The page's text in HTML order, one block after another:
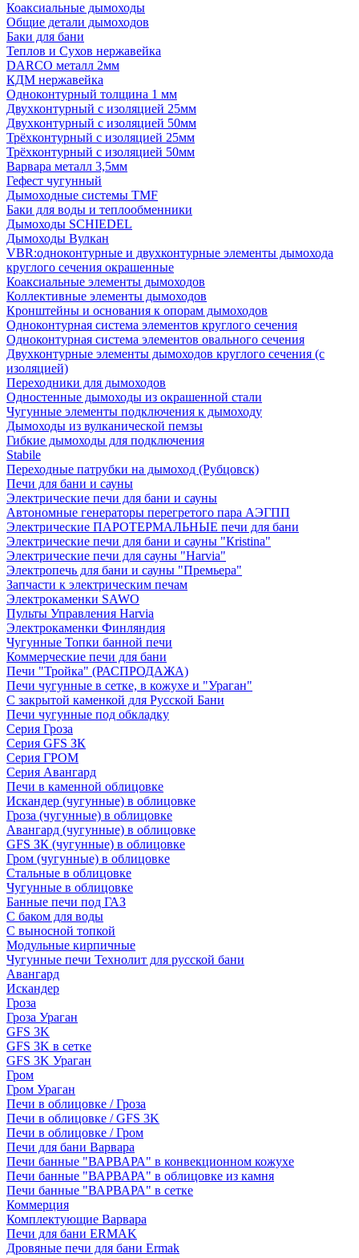
Коаксиальные дымоходы
Общие детали дымоходов
Баки для бани
Теплов и Сухов нержавейка
DARCO металл 2мм
КДМ нержавейка
Одноконтурный толщина 1 мм
Двухконтурный с изоляцией 25мм
Двухконтурный с изоляцией 50мм
Трёхконтурный с изоляцией 25мм
Трёхконтурный с изоляцией 50мм
Варвара металл 3,5мм
Гефест чугунный
Дымоходные системы TMF
Баки для воды и теплообменники
Дымоходы SCHIEDEL
Дымоходы Вулкан
VBR:одноконтурные и двухконтурные элементы дымохода
круглого сечения окрашенные
Коаксиальные элементы дымоходов
Коллективные элементы дымоходов
Кронштейны и основания к опорам дымоходов
Одноконтурная система элементов круглого сечения
Одноконтурная система элементов овального сечения
Двухконтурные элементы дымоходов круглого сечения (с
изоляцией)
Переходники для дымоходов
Одностенные дымоходы из окрашенной стали
Чугунные элементы подключения к дымоходу
Дымоходы из вулканической пемзы
Гибкие дымоходы для подключения
Stabile
Переходные патрубки на дымоход (Рубцовск)
Печи для бани и сауны
Электрические печи для бани и сауны
Автономные генераторы перегретого пара АЭГПП
Электрические ПАРОТЕРМАЛЬНЫЕ печи для бани
Электрические печи для бани и сауны "Кristina"
Электрические печи для сауны "Harvia"
Электропечь для бани и сауны "Премьера"
Запчасти к электрическим печам
Электрокаменки SAWO
Пульты Управления Harvia
Электрокаменки Финляндия
Чугунные Топки банной печи
Коммерческие печи для бани
Печи "Тройка" (РАСПРОДАЖА)
Печи чугунные в сетке, в кожухе и "Ураган"
С закрытой каменкой для Русской Бани
Печи чугунные под обкладку
Серия Гроза
Серия GFS ЗК
Серия ГРОМ
Серия Авангард
Печи в каменной облицовке
Искандер (чугунные) в облицовке
Гроза (чугунные) в облицовке
Авангард (чугунные) в облицовке
GFS ЗК (чугунные) в облицовке
Гром (чугунные) в облицовке
Стальные в облицовке
Чугунные в облицовке
Банные печи под ГАЗ
С баком для воды
С выносной топкой
Модульные кирпичные
Чугунные печи Технолит для русской бани
Авангард
Искандер
Гроза
Гроза Ураган
GFS 3K
GFS 3K в сетке
GFS 3K Ураган
Гром
Гром Ураган
Печи в облицовке / Гроза
Печи в облицовке / GFS 3K
Печи в облицовке / Гром
Печи для бани Варвара
Печи банные "ВАРВАРА" в конвекционном кожухе
Печи банные "ВАРВАРА" в облицовке из камня
Печи банные "ВАРВАРА" в сетке
Коммерция
Комплектующие Варвара
Печи для бани ERMAK
Дровяные печи для бани Ermak